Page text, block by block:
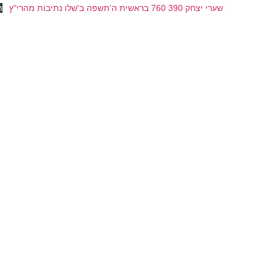
שערי יצחק 390 760 בראשית ה'תשפה ב'שלו נתיבות מהרי"ץ